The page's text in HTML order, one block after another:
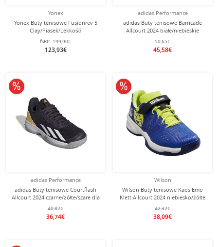
Yonex
Yonex Buty tenisowe Fusionrev 5
Clay/Piasek/Lekkość
różowy/różowy Damskie
fSRP: 199,90€
123,93€
adidas Performance
adidas Buty tenisowe Barricade
Allcourt 2024 białe/niebieskie
dziecięce
50,65€
45,58€
adidas Performance
adidas Buty tenisowe Courtflash
Allcourt 2024 czarne/żółte/szare dla
dzieci
40,82€
36,74€
10% obniżone
Wilson
Wilson Buty tenisowe Kaos Emo
Klett Allcourt 2024 niebiesko/żółte
dla małych dzieci
42,32€
38,09€
10% obniżone